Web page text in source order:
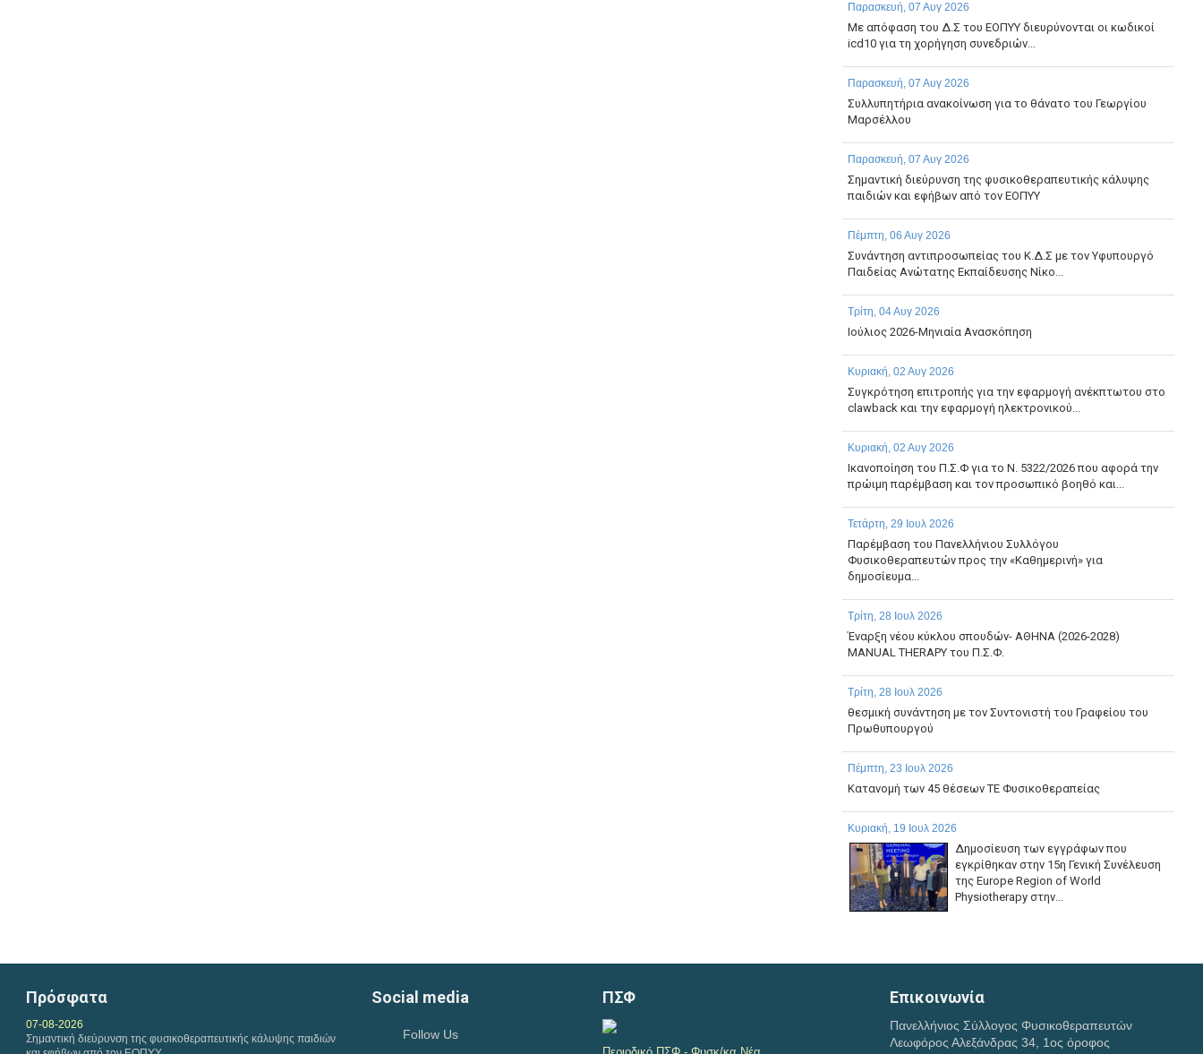
Παρασκευή, 07 Αυγ 2026
Με απόφαση του Δ.Σ του ΕΟΠΥΥ διευρύνονται οι κωδικοί
icd10 για τη χορήγηση συνεδριών...
Παρασκευή, 07 Αυγ 2026
Συλλυπητήρια ανακοίνωση για το θάνατο του Γεωργίου
Μαρσέλλου
Παρασκευή, 07 Αυγ 2026
Σημαντική διεύρυνση της φυσικοθεραπευτικής κάλυψης
παιδιών και εφήβων από τον ΕΟΠΥΥ
Πέμπτη, 06 Αυγ 2026
Συνάντηση αντιπροσωπείας του Κ.Δ.Σ με τον Υφυπουργό
Παιδείας Ανώτατης Εκπαίδευσης Νίκο...
Τρίτη, 04 Αυγ 2026
Ιούλιος 2026-Μηνιαία Ανασκόπηση
Κυριακή, 02 Αυγ 2026
Συγκρότηση επιτροπής για την εφαρμογή ανέκπτωτου στο
clawback και την εφαρμογή ηλεκτρονικού...
Κυριακή, 02 Αυγ 2026
Ικανοποίηση του Π.Σ.Φ για το Ν. 5322/2026 που αφορά την
πρώιμη παρέμβαση και τον προσωπικό βοηθό και...
Τετάρτη, 29 Ιουλ 2026
Παρέμβαση του Πανελλήνιου Συλλόγου
Φυσικοθεραπευτών προς την «Καθημερινή» για
δημοσίευμα...
Τρίτη, 28 Ιουλ 2026
Έναρξη νέου κύκλου σπουδών- ΑΘΗΝΑ (2026-2028)
MANUAL THERAPY του Π.Σ.Φ.
Τρίτη, 28 Ιουλ 2026
θεσμική συνάντηση με τον Συντονιστή του Γραφείου του
Πρωθυπουργού
Πέμπτη, 23 Ιουλ 2026
Κατανομή των 45 θέσεων ΤΕ Φυσικοθεραπείας
Κυριακή, 19 Ιουλ 2026
Δημοσίευση των εγγράφων που
εγκρίθηκαν στην 15η Γενική Συνέλευση
της Europe Region of World
Physiotherapy στην...
ΠΑΡΑΤΑΣΗ ΗΜΕΡΟΜΗΝΙΑΣ ΥΠΟΒΟΛΗΣ ΔΙΚΑΙΟΛΟΓΗΤΙΚΩΝ
ΕΝΔΙΑΦΕΡΟΝΤΟΣ...
Πρόσφατα
07-08-2026
Σημαντική διεύρυνση της φυσικοθεραπευτικής κάλυψης παιδιών
Social media
Follow Us
ΠΣΦ Επικοινωνία
Πανελλήνιος Σύλλογος Φυσικοθεραπευτών
Λεωφόρος Αλεξάνδρας 34, 1ος όροφος